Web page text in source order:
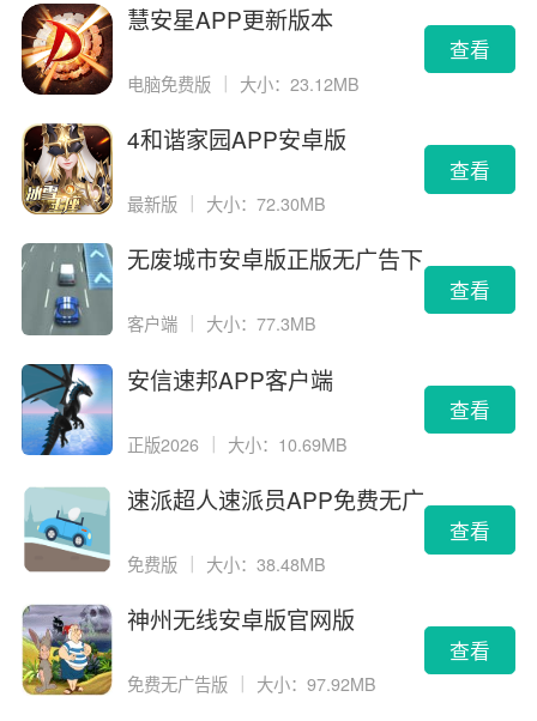
慧安星APP更新版本
电脑免费版 ｜ 大小：23.12MB
查看
4和谐家园APP安卓版
最新版 大小：72.30MB
查看
无废城市安卓版正版无广告下
客户端 大小：77.3MB
查看
安信速邦APP客户端
正版2026 ｜ 大小：10.69MB
查看
速派超人速派员APP免费无广
免费版 大小：38.48MB
查看
神州无线安卓版官网版
免费无广告版 大小：97.92MB
查看